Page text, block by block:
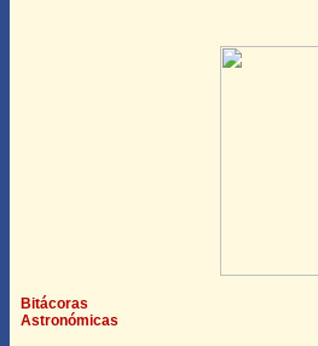
Bitácoras
Astronómicas